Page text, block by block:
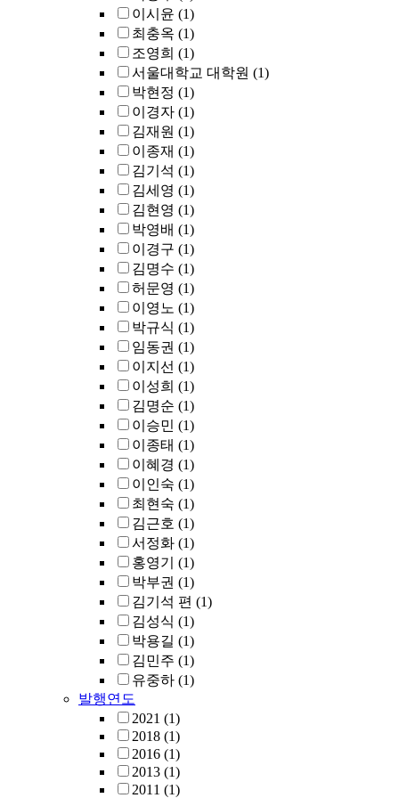
이시윤 (1)
최충옥 (1)
조영희 (1)
서울대학교 대학원 (1)
박현정 (1)
이경자 (1)
김재원 (1)
이종재 (1)
김기석 (1)
김세영 (1)
김현영 (1)
박영배 (1)
이경구 (1)
김명수 (1)
허문영 (1)
이영노 (1)
박규식 (1)
임동권 (1)
이지선 (1)
이성희 (1)
김명순 (1)
이승민 (1)
이종태 (1)
이혜경 (1)
이인숙 (1)
최현숙 (1)
김근호 (1)
서정화 (1)
홍영기
(1)
박부권 (1)
김기석 편 (1)
김성식 (1)
박용길 (1)
김민주 (1)
유중하 (1)
발행연도
2021 (1)
2018 (1)
2016 (1)
2013 (1)
2011 (1)